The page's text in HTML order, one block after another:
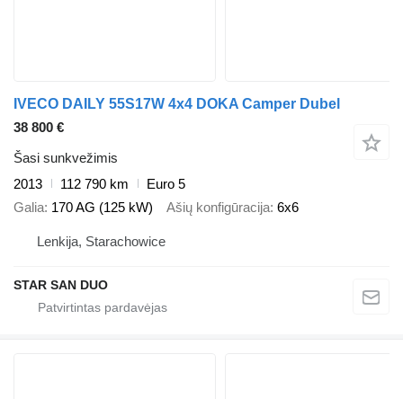
IVECO DAILY 55S17W 4x4 DOKA Camper Dubel
38 800 €
Šasi sunkvežimis
2013
112 790 km
Euro 5
Galia 170 AG (125 kW) Ašių konfigūracija 6x6
Lenkija, Starachowice
STAR SAN DUO